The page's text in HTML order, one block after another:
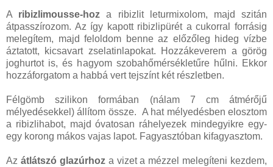
A ribizlimousse-hoz a ribizlit leturmixolom, majd szitán
átpasszírozom. Az így kapott ribizlipürét a cukorral forrásig
melegítem, majd feloldom benne az előzőleg hideg vízbe
áztatott, kicsavart zselatinlapokat. Hozzákeverem a görög
joghurtot is, és hagyom szobahőmérsékletűre hűlni. Ekkor
hozzáforgatom a habbá vert tejszínt két részletben.
Félgömb szilikon formában (nálam 7 cm átmérőjű
mélyedésekkel) állítom össze. A hat mélyedésben elosztom
a ribizlihabot, majd óvatosan ráhelyezek mindegyikre egy-
egy korong mákos vajas lapot. Fagyasztóban kifagyasztom.
Az átlátszó glazúrhoza vizet a mézzel melegíteni kezdem,